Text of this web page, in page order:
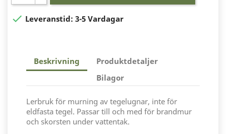
 Leveranstid: 3-5 Vardagar
Beskrivning
Produktdetaljer
Bilagor
Lerbruk för murning av tegelugnar, inte för
eldfasta tegel. Passar till och med för brandmur
och skorsten under vattentak.